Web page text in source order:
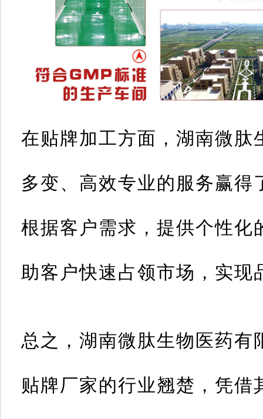
在贴牌加工方面，湖南微肽
多变、高效专业的服务赢
根据客户需求，提供个性化
助客户快速占领市场，实现
总之，湖南微肽生物医药
贴牌厂家的行业翘楚 ，凭